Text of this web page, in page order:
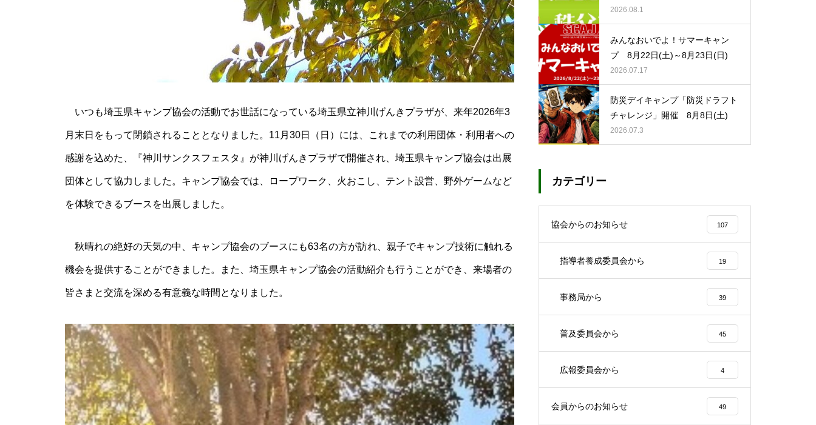
2025年度の理事会・総会を開催
赤城山で冬のキャンプを実施し
ました。
設立40周年記念キャンプを開催
しました
～ず」の放送日が決まりまし
た。
Come on SCAJ事業について
会報「きぬた」発行（年４回）
埼玉をたのしむハイキング 9
防災デイキャンプ「防災ドラフ
トチャレンジ」開催 8月8日
会員交流キャンプ2026を開催し
ます 7月18日㈯～7月19日㈰
防災×キャンプ＝最強の体験！
1/17~18
ブッシュクラフト入門（ミニマ
ムインパクトな焚火の方法）
いつも埼玉県キャンプ協会の活動でお世話になっている埼玉県立神川げんきプラザが、来年2026年3
月末日をもって閉鎖されることとなりました。11月30日（日）には、これまでの利用団体・利用者への
感謝を込めた、『神川サンクスフェスタ』が神川げんきプラザで開催され、埼玉県キャンプ協会は出展
団体として協力しました。キャンプ協会では、ロープワーク、火おこし、テント設営、野外ゲームなど
を体験できるブースを出展しました。
秋晴れの絶好の天気の中、キャンプ協会のブースにも63名の方が訪れ、親子でキャンプ技術に触れる
機会を提供することができました。また、埼玉県キャンプ協会の活動紹介も行うことができ、来場者の
皆さまと交流を深める有意義な時間となりました。
2026.08.1
みんなおいでよ！サマーキャン
プ 8月22日(土)～8月23日(日)
2026.07.17
防災デイキャンプ「防災ドラフト
チャレンジ」開催 8月8日(土)
2026.07.3
カテゴリー
協会からのお知らせ 107
指導者養成委員会から 19
事務局から 39
普及委員会から 45
広報委員会から 4
会員からのお知らせ 49